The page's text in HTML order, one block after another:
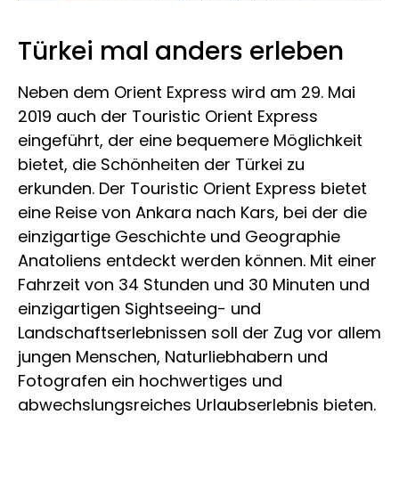
Türkei mal anders erleben
Neben dem Orient Express wird am 29. Mai
2019 auch der Touristic Orient Express
eingeführt, der eine bequemere Möglichkeit
bietet, die Schönheiten der Türkei zu
erkunden. Der Touristic Orient Express bietet
eine Reise von Ankara nach Kars, bei der die
einzigartige Geschichte und Geographie
Anatoliens entdeckt werden können. Mit einer
Fahrzeit von 34 Stunden und 30 Minuten und
einzigartigen Sightseeing- und
Landschaftserlebnissen soll der Zug vor allem
jungen Menschen, Naturliebhabern und
Fotografen ein hochwertiges und
abwechslungsreiches Urlaubserlebnis bieten.